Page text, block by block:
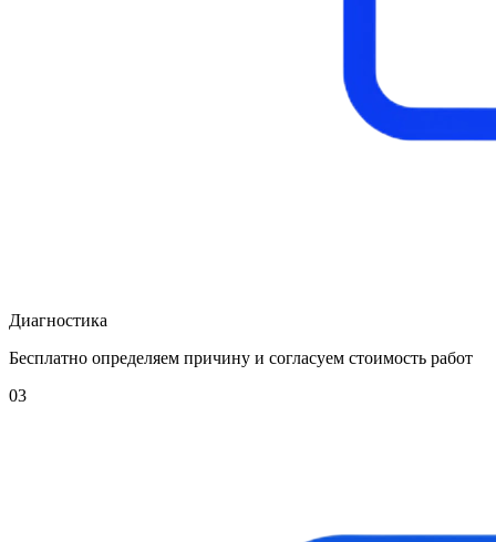
Диагностика
Бесплатно определяем причину и согласуем стоимость работ
03